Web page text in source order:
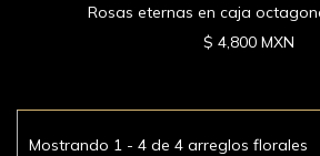
Rosas eternas en caja
$ 4,800 MXN
Mostrando 1 - 4 de 4 arreglos florales